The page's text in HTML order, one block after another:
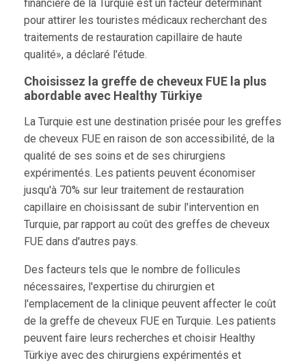
financière de la Turquie est un facteur déterminant
pour attirer les touristes médicaux recherchant des
traitements de restauration capillaire de haute
qualité», a déclaré l'étude.
Choisissez la greffe de cheveux FUE la plus
abordable avec Healthy Türkiye
La Turquie est une destination prisée pour les greffes
de cheveux FUE en raison de son accessibilité, de la
qualité de ses soins et de ses chirurgiens
expérimentés. Les patients peuvent économiser
jusqu'à 70% sur leur traitement de restauration
capillaire en choisissant de subir l'intervention en
Turquie, par rapport au coût des greffes de cheveux
FUE dans d'autres pays.
Des facteurs tels que le nombre de follicules
nécessaires, l'expertise du chirurgien et
l'emplacement de la clinique peuvent affecter le coût
de la greffe de cheveux FUE en Turquie. Les patients
peuvent faire leurs recherches et choisir Healthy
Türkiye avec des chirurgiens expérimentés et